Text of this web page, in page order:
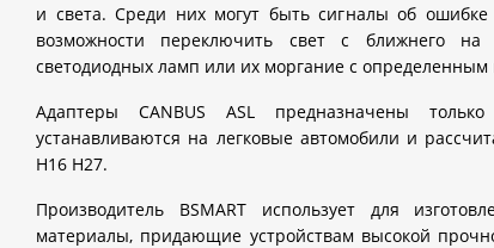
и света. Среди них могут быть сигналы об ошибке
возможности переключить свет с ближнего
светодиодных ламп или их моргание с
Адаптеры CANBUS ASL предназначены
устанавливаются на легковые автомобили и
H16 H27.
Производитель BSMART использует для
материалы, придающие устройствам высокой